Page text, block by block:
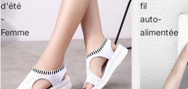
d'été
-
Femme
fil
auto-
alimentée